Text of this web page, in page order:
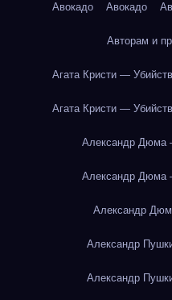
Авокадо Авокадо
Авторам и
Агата Кристи —
Агата Кристи —
Александр Дюма
Александр Дюма
Александр
Александр
Александр